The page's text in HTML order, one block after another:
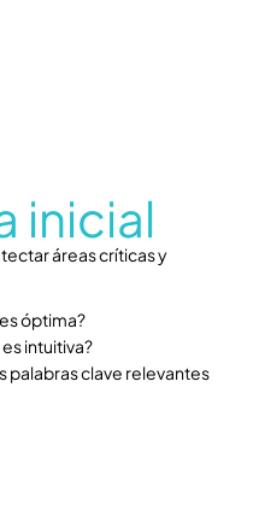
inicial
áreas críticas y
óptima?
intuitiva?
palabras clave relevantes